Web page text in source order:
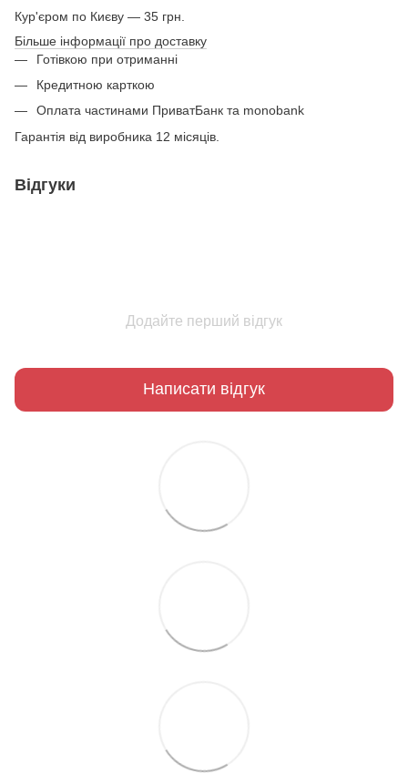
Кур'єром по Києву — 35 грн.
Більше інформації про доставку
Готівкою при отриманні
Кредитною карткою
Оплата частинами ПриватБанк та monobank
Гарантія від виробника 12 місяців.
Відгуки
Додайте перший відгук
Написати відгук